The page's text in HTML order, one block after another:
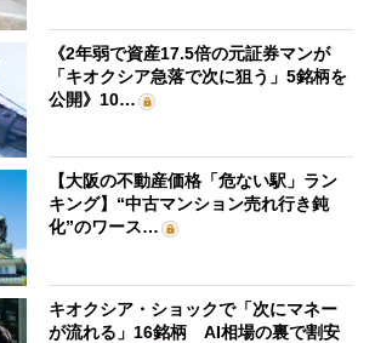
《2年弱で資産17.5倍の元証券マンが
「キオクシア急落で次に狙う」5銘柄を
公開》10…
【大阪の不動産価格「危ない駅」ラン
キング】“中古マンション売れ行き鈍
化”のワース…
キオクシア・ショックで「次にマネー
が流れる」16銘柄 AI相場の裏で割安